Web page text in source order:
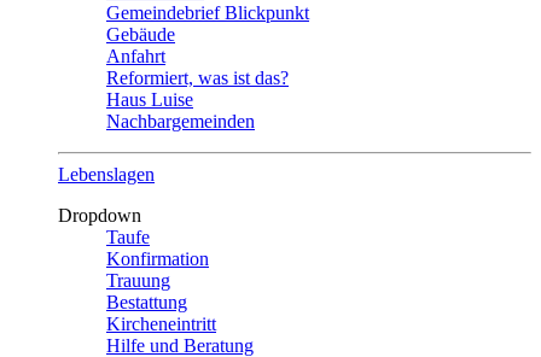
Gemeindebrief Blickpunkt
Gebäude
Anfahrt
Reformiert, was ist das?
Haus Luise
Nachbargemeinden
Lebenslagen
Dropdown
Taufe
Konfirmation
Trauung
Bestattung
Kircheneintritt
Hilfe und Beratung